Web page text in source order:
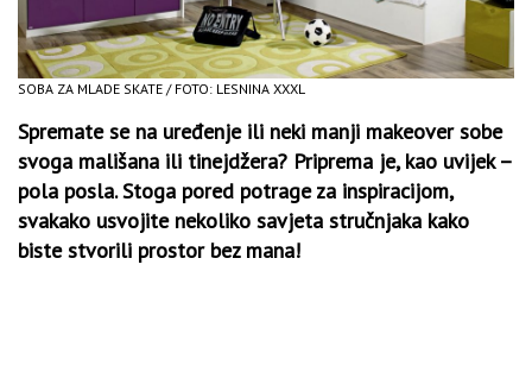
SOBA ZA MLADE SKATE / FOTO: LESNINA XXXL
Spremate se na uređenje ili neki manji makeover sobe
svoga mališana ili tinejdžera? Priprema je, kao uvijek –
pola posla. Stoga pored potrage za inspiracijom,
svakako usvojite nekoliko savjeta stručnjaka kako
biste stvorili prostor bez mana!